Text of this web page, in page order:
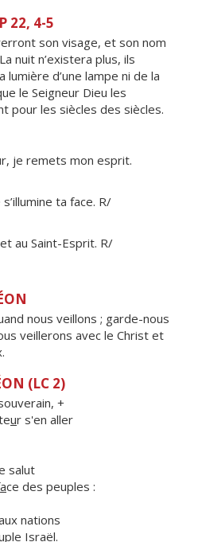
22, 4-5
son visage, et son nom
nuit n’existera plus, ils
lumière d’une lampe ni de la
le Seigneur Dieu les
pour les siècles des siècles.
je remets mon esprit.
ta face. R/
au Saint-Esprit. R/
nous veillons ; garde-nous
veillerons avec le Christ et
(LC 2)
+
ur s'en aller
salut
ace des peuples :
nations
ple Israël.